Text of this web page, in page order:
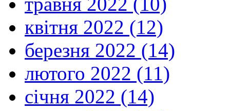
квітня 2022 (12)
березня 2022 (14)
лютого 2022 (11)
січня 2022 (14)